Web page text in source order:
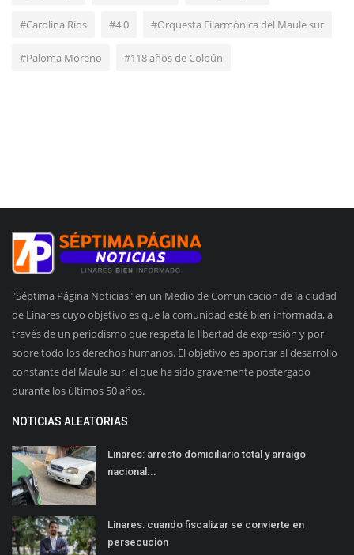
#Carolina Ríos #4.0 #Orquesta Filarmónica del Maule sur
#Paloma Moreno #118 años de Colbún
"Séptima Página Noticias" en un Medio de Comunicación de la ciudad
de Linares cuyo objetivo es que la comunidad esté bien informada, a
través de un periodismo que respeta la libertad de expresión y por
sobre todo los derechos humanos. El objetivo es aportar al desarrollo
constante del Maule sur, el que ha sido gravemente postergado
durante los últimos 50 años.
NOTICIAS ALEATORIAS
Linares: arresto domiciliario total y arraigo
nacional...
Linares: cuando fiscalizar se convierte en
persecución